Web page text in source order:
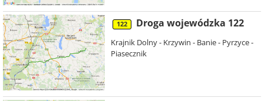
122 Droga wojewódzka 122
Krajnik Dolny - Krzywin - Banie - Pyrzyce -
Piasecznik